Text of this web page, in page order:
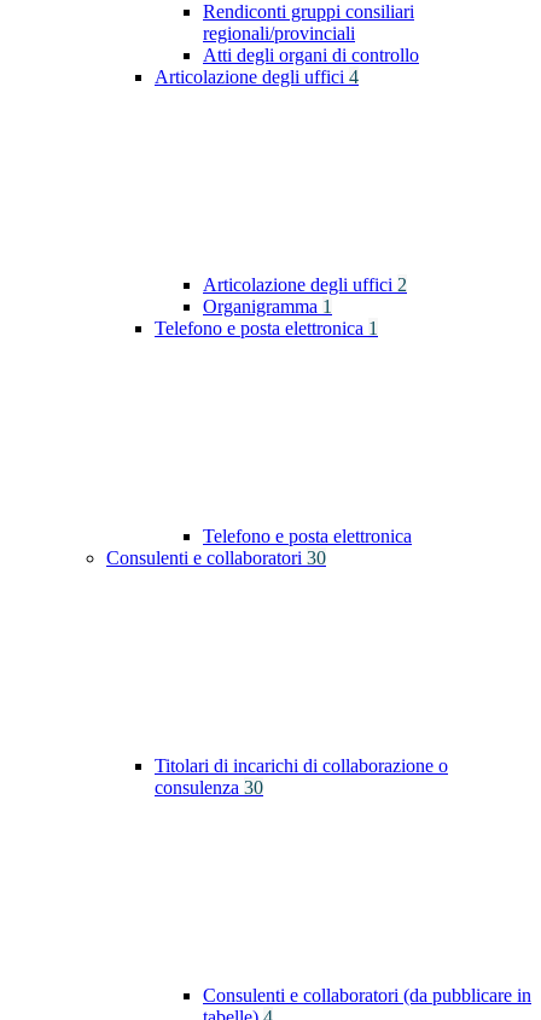
Rendiconti gruppi consiliari
regionali/provinciali
Atti degli organi di controllo
Articolazione degli uffici 4
Articolazione degli uffici 2
Organigramma 1
Telefono e posta elettronica 1
Telefono e posta elettronica
Consulenti e collaboratori 30
Titolari di incarichi di collaborazione o
consulenza 30
Consulenti e collaboratori (da pubblicare in